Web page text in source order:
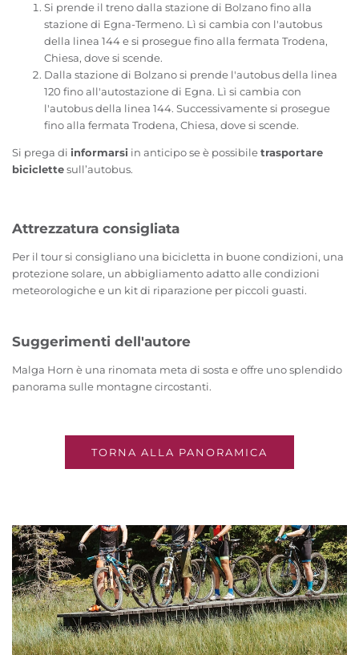
Si prende il treno dalla stazione di Bolzano fino alla
stazione di Egna-Termeno. Lì si cambia con l'autobus
della linea 144 e si prosegue fino alla fermata Trodena,
Chiesa, dove si scende.
Dalla stazione di Bolzano si prende l'autobus della linea
120 fino all'autostazione di Egna. Lì si cambia con
l'autobus della linea 144. Successivamente si prosegue
fino alla fermata Trodena, Chiesa, dove si scende.
Si prega di informarsi in anticipo se è possibiletrasportare
biciclettesull’autobus.
Attrezzatura consigliata
Per il tour si consigliano una bicicletta in buone condizioni, una
protezione solare, un abbigliamento adatto alle condizioni
meteorologiche e un kit di riparazione per piccoli guasti.
Suggerimenti dell'autore
Malga Horn è una rinomata meta di sosta e offre uno splendido
panorama sulle montagne circostanti.
TORNA ALLA PANORAMICA